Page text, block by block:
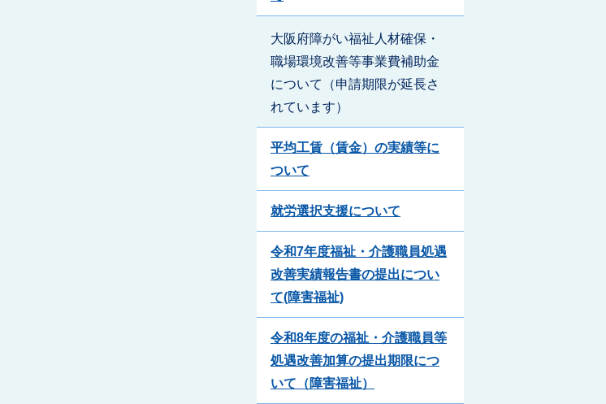
大阪府障がい福祉人材確保・
職場環境改善等事業費補助金
について（申請期限が延長さ
れています）
平均工賃（賃金）の実績等に
ついて
就労選択支援について
令和7年度福祉・介護職員処遇
改善実績報告書の提出につい
て(障害福祉)
令和8年度の福祉・介護職員等
処遇改善加算の提出期限につ
いて（障害福祉）